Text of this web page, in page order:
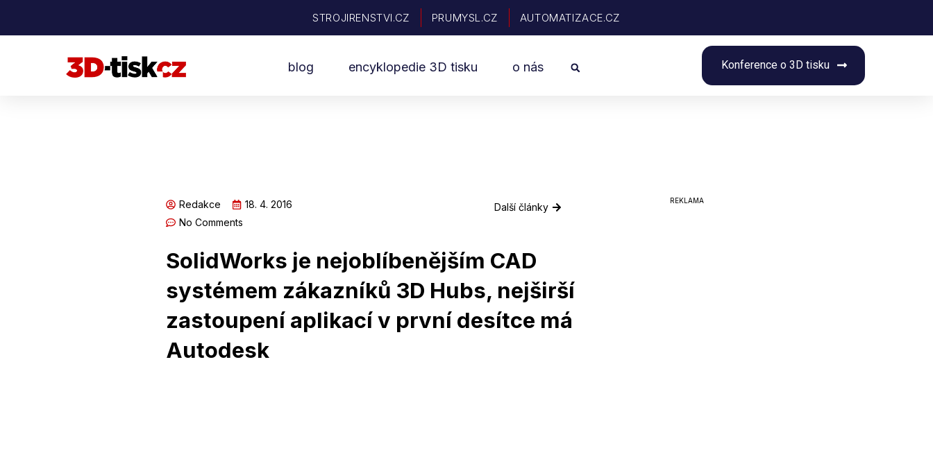
na
STROJIRENSTVI.CZ PRUMYSL.CZ AUTOMATIZACE.CZ
blog encyklopedie 3D tisku o nás Konference o 3D tisku
Redakce
18. 4. 2016
No Comments
Další články
SolidWorks je nejoblíbenějším CAD
systémem zákazníků 3D Hubs, nejširší
zastoupení aplikací v první desítce má
Autodesk
REKLAMA